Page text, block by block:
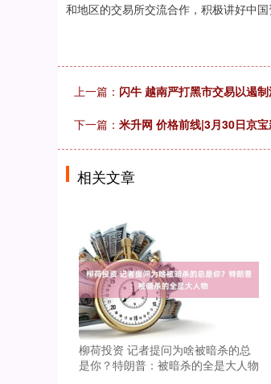
和地区的交易所交流合作，积极讲好中国
上一篇： 闪牛 越南严打黑市交易以遏
下一篇： 米升网 价格前线|3月30日京
相关文章
柳荷投资 记者提问为啥被暗杀的总
是你？特朗普：被暗杀的全是大人物